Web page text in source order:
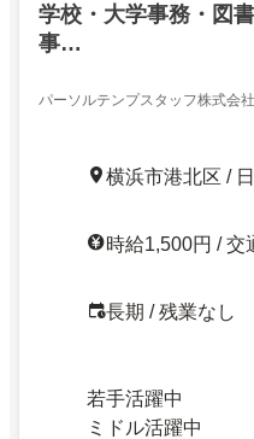
学校・大学事務・図
事…
パーソルテンプスタッフ株式会社
横浜市港北区 /
時給1,500円 / 交
長期 / 残業なし
若手活躍中
ミドル活躍中